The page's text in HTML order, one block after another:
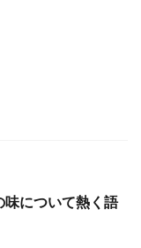
味について熱く語